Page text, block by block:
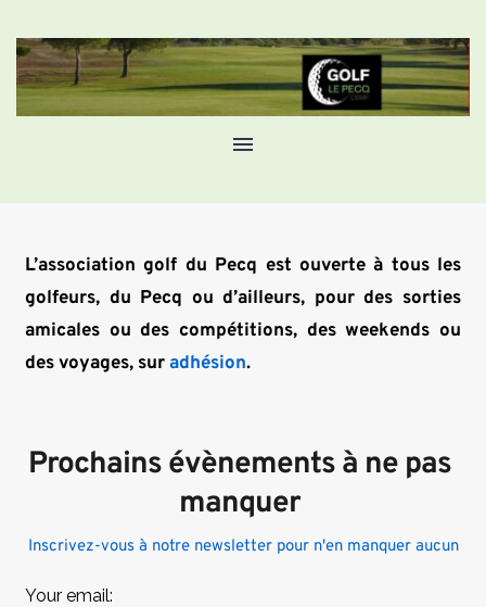
L’association golf du Pecq est ouverte à tous les
golfeurs, du Pecq ou d’ailleurs, pour des sorties
amicales ou des compétitions, des weekends ou
des voyages, sur adhésion.
Prochains évènements à ne pas
manquer
Inscrivez-vous à notre newsletter pour n'en manquer aucun
Your email: